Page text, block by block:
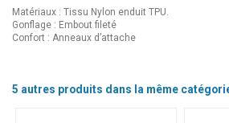
Matériaux : Tissu Nylon enduit TPU.
Gonflage : Embout fileté
Confort : Anneaux d’attache
5 autres produits dans la même